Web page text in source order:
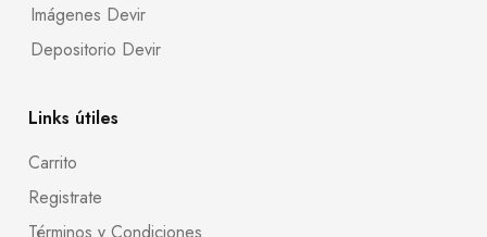
Imágenes Devir
Depositorio Devir
Links útiles
Carrito
Registrate
Términos y Condiciones